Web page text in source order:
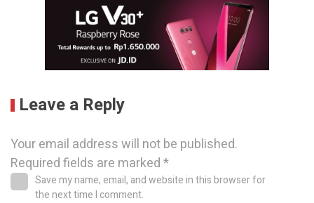
Leave a Reply
Your email address will not be published.
Required fields are marked*
Save my name, email, and website in this browser for
the next time I comment.